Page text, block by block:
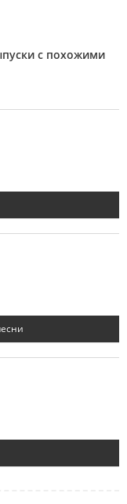
с похожими